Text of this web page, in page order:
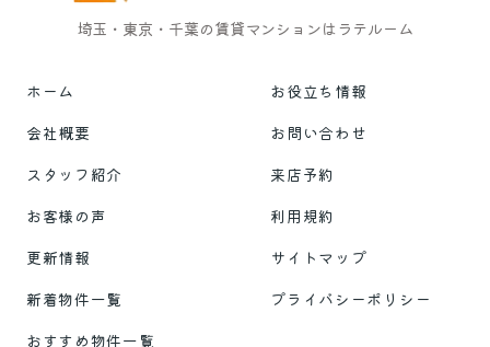
埼玉・東京・千葉の賃貸マンションはラテルーム
ホーム
お役立ち情報
会社概要
お問い合わせ
スタッフ紹介
来店予約
お客様の声
利用規約
更新情報
サイトマップ
新着物件一覧
プライバシーポリシー
おすすめ物件一覧